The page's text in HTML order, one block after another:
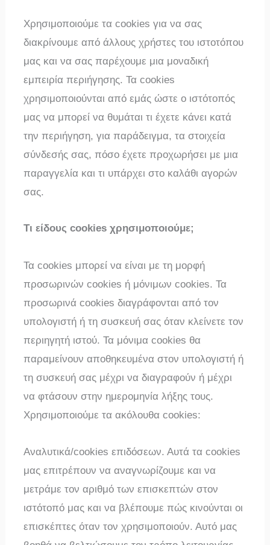
Χρησιμοποιούμε τα cookies για να σας
διακρίνουμε από άλλους χρήστες του ιστοτόπου
μας και να σας παρέχουμε μια μοναδική
εμπειρία περιήγησης. Τα cookies
χρησιμοποιούνται από εμάς ώστε ο ιστότοπός
μας να μπορεί να θυμάται τι έχετε κάνει κατά
την περιήγηση, για παράδειγμα, τα στοιχεία
σύνδεσής σας, πόσο έχετε προχωρήσει με μια
παραγγελία και τι υπάρχει στο καλάθι αγορών
σας.
Τι είδους cookies χρησιμοποιούμε;
Τα cookies μπορεί να είναι με τη μορφή
προσωρινών cookies ή μόνιμων cookies. Τα
προσωρινά cookies διαγράφονται από τον
υπολογιστή ή τη συσκευή σας όταν κλείνετε τον
περιηγητή ιστού. Τα μόνιμα cookies θα
παραμείνουν αποθηκευμένα στον υπολογιστή ή
τη συσκευή σας μέχρι να διαγραφούν ή μέχρι
να φτάσουν στην ημερομηνία λήξης τους.
Χρησιμοποιούμε τα ακόλουθα cookies:
Αναλυτικά/cookies επιδόσεων. Αυτά τα cookies
μας επιτρέπουν να αναγνωρίζουμε και να
μετράμε τον αριθμό των επισκεπτών στον
ιστότοπό μας και να βλέπουμε πώς κινούνται οι
επισκέπτες όταν τον χρησιμοποιούν. Αυτό μας